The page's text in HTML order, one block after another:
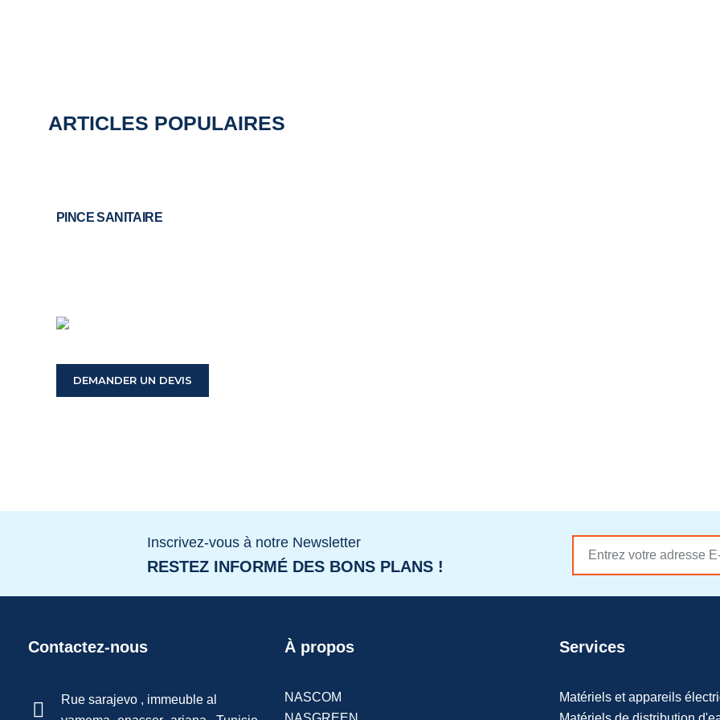
ARTICLES POPULAIRES
PINCE SANITAIRE
DEMANDER UN DEVIS
Inscrivez-vous à notre Newsletter
RESTEZ INFORMÉ DES BONS PLANS !
Contactez-nous
Rue sarajevo , immeuble al
À propos
NASCOM
Services
Matériels et appareils